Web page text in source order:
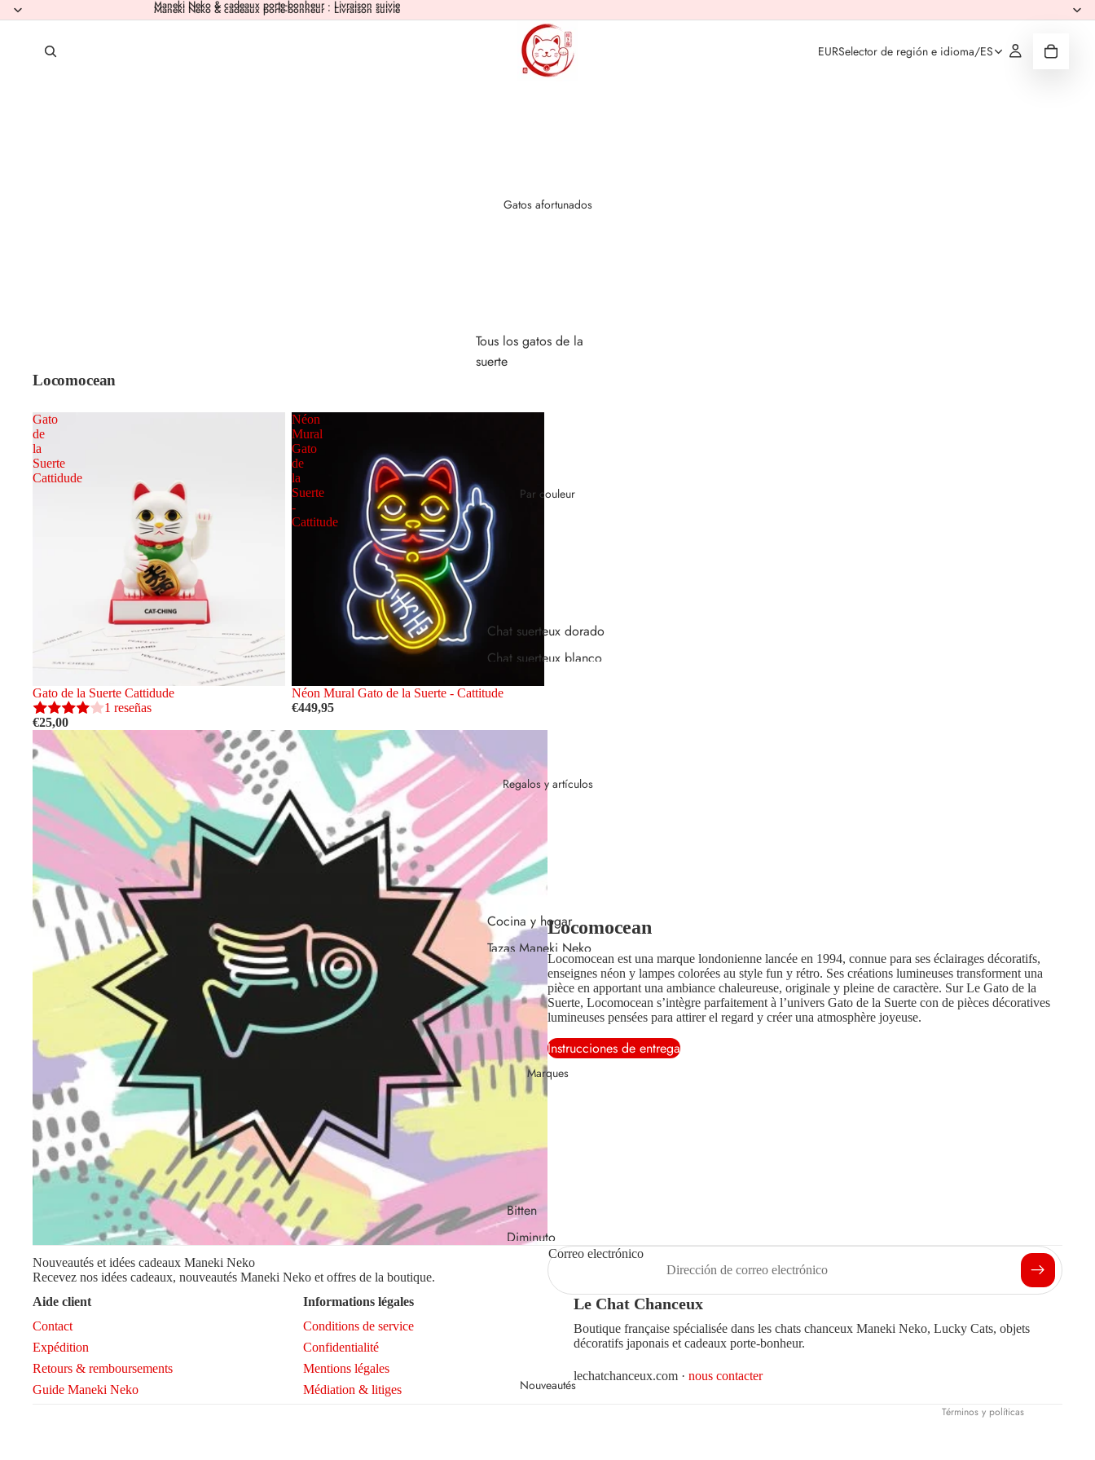
Maneki Neko & cadeaux porte-bonheur · Livraison suivie
Maneki Neko & cadeaux porte-bonheur · Livraison suivie
EURSelector de región e idioma/ES
Gatos afortunados
Tous los gatos de la
suerte
Lucky Cat
Mini gatos de la suerte
Grands gatos de la suerte
Huchas Maneki Neko
Par couleur
Chat suerteux dorado
Chat suerteux blanco
Chat suerteux negro
Chat suerteux azul
Chat suerteux verde
Chat suerteux
amarillo
Regalos y artículos
Cocina y hogar
Tazas Maneki Neko
Ideas para regalos
Objets déco japonés
Llavero Maneki Neko
Pin’s
Completa tu carrito
Continuar comprando
Marques
Bitten
Diminuto
Helio Ferretti
Nouveautés
Locomocean
Gato
de
la
Suerte
Cattidude
Agotado
Gato de la Suerte Cattidude
1 reseñas
€25,00
Néon
Mural
Gato
de
la
Suerte
-
Cattitude
Agotado
Néon Mural Gato de la Suerte - Cattitude
€449,95
Locomocean
Locomocean est una marque londonienne lancée en 1994, connue para ses éclairages décoratifs,
enseignes néon y lampes colorées au style fun y rétro. Ses créations lumineuses transforment una
pièce en apportant una ambiance chaleureuse, originale y pleine de caractère. Sur Le Gato de la
Suerte, Locomocean s’intègre parfaitement à l’univers Gato de la Suerte con de pièces décoratives
lumineuses pensées para attirer el regard y créer una atmosphère joyeuse.
Instrucciones de entrega
Nouveautés et idées cadeaux Maneki Neko
Recevez nos idées cadeaux, nouveautés Maneki Neko et offres de la boutique.
Correo electrónico
Aide client
Contact
Expédition
Retours & remboursements
Guide Maneki Neko
Informations légales
Conditions de service
Confidentialité
Mentions légales
Médiation & litiges
Le Chat Chanceux
Boutique française spécialisée dans les chats chanceux Maneki Neko, Lucky Cats, objets
décoratifs japonais et cadeaux porte-bonheur.
lechatchanceux.com · nous contacter
Términos y políticas
Política de privacidad
Términos del servicio
Política de envío
Condiciones de venta